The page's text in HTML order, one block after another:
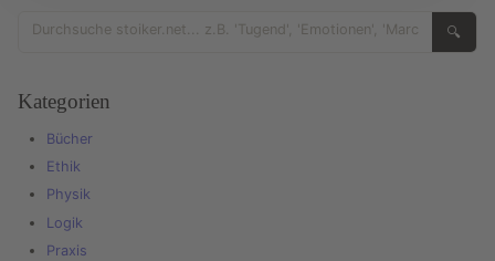
🔍
Kategorien
Bücher
Ethik
Physik
Logik
Praxis